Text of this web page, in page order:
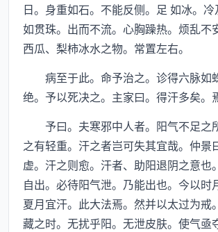
日。身重如石。不能反侧。足 如冰。
如贯珠。出而不流。心胸躁热。烦乱不
西瓜、梨柿冰水之物。常置左右。
病至于此。命予治之。诊得六脉如
绝。予以死决之。主家曰。得汗多矣。
予曰。夫寒邪中人者。阳气不足之
之有轻重。汗之者岂可失其宜哉。仲景
虚。汗之则愈。汗者、助阳退阴之意也
自出。必待阳气泄。乃能出也。今以时
夏月宜汗。此大法焉。然并以太过为戒
藏之时。无扰乎阳。无泄皮肤。使气亟